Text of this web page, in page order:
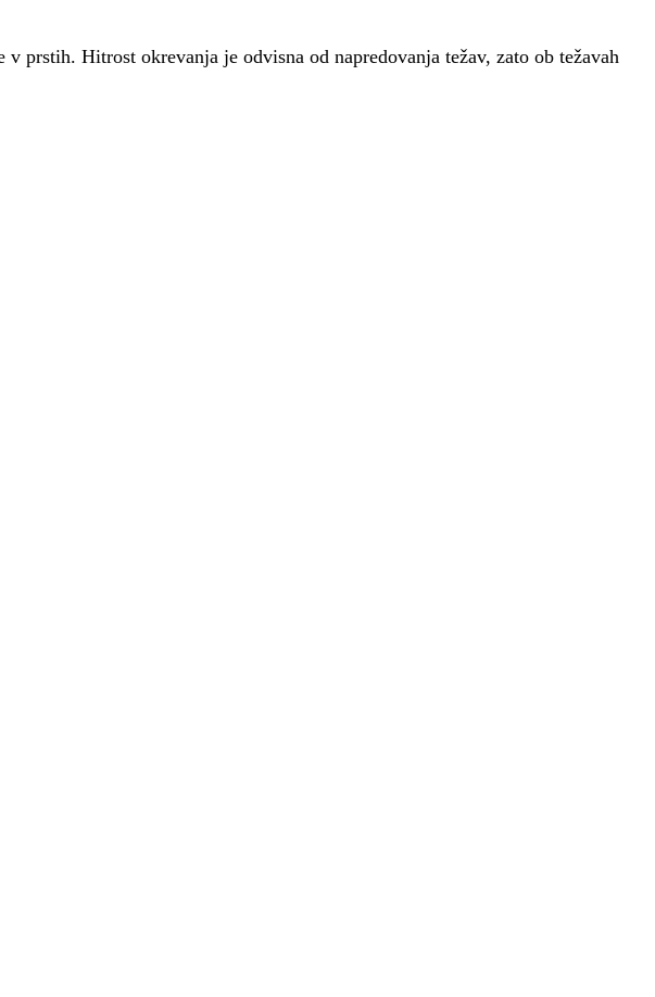
prstih. Hitrost okrevanja je odvisna od napredovanja težav, zato ob težavah